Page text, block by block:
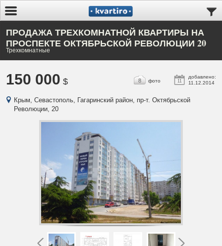
ПРОДАЖА ТРЕХКОМНАТНОЙ КВАРТИРЫ НА
ПРОСПЕКТЕ ОКТЯБРЬСКОЙ РЕВОЛЮЦИИ 20
Трехкомнатные
150 000 $ 11
добавлено:
11.12.2014
8 фото
Крым, Севастополь, Гагаринский район, пр-т. Октябрьской
Революции, 20